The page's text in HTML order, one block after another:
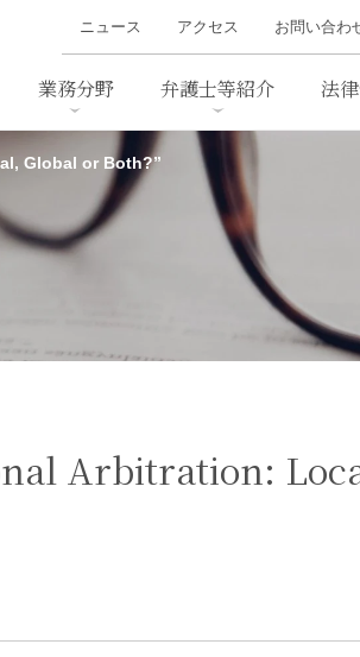
アクセス
業務分野 弁護士等紹介 法
ニューズレター
ニュース アクセス お問い合わ
Global or Both?”
Arbitration: